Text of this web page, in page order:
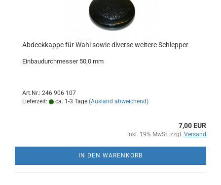
Abdeckkappe für Wahl sowie diverse weitere Schlepper
Einbaudurchmesser 50,0 mm
Art.Nr.: 246 906 107
Lieferzeit:
ca. 1-3 Tage (Ausland abweichend)
7,00 EUR
inkl. 19% MwSt. zzgl. Versand
IN DEN WARENKORB